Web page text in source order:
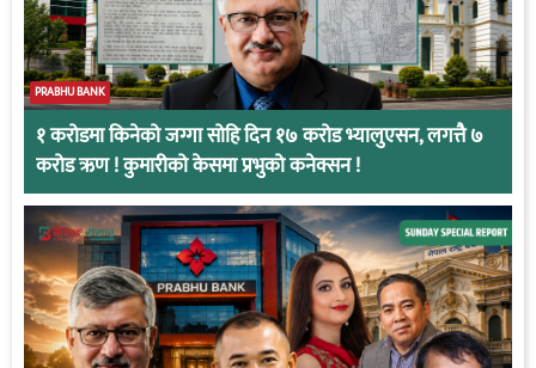
PRABHU BANK
१ करोडमा किनेको जग्गा सोहि दिन १७ करोड भ्यालुएसन, लगत्तै ७
करोड ऋण ! कुमारीको केसमा प्रभुको कनेक्सन !